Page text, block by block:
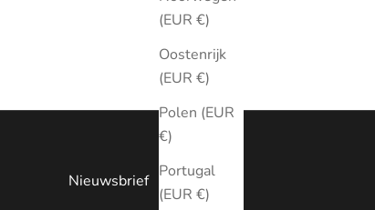
(EUR €)
Oostenrijk
(EUR €)
Polen (EUR
€)
Portugal
(EUR €)
Nieuwsbrief